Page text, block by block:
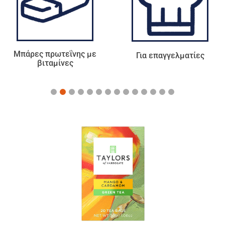
Για επαγγελματίες Τσάι - Αφεψήματα